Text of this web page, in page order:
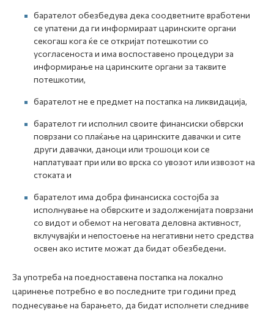
барателот обезбедува дека соодветните вработени
се упатени да ги информираат царинските органи
секогаш кога ќе се откријат потешкотии со
усогласеноста и има воспоставено процедури за
информирање на царинските органи за таквите
потешкотии,
барателот не е предмет на постапка на ликвидација,
барателот ги исполнил своите финансиски обврски
поврзани со плаќање на царинските давачки и сите
други давачки, даноци или трошоци кои се
наплатуваат при или во врска со увозот или извозот на
стоката и
барателот има добра финансиска состојба за
исполнување на обврските и задолженијата поврзани
со видот и обемот на неговата деловна активност,
вклучувајќи и непостоење на негативни нето средства
освен ако истите можат да бидат обезбедени.
За употреба на поедноставена постапка на локално
царинење потребно е во последните три години пред
поднесување на барањето, да бидат исполнети следниве